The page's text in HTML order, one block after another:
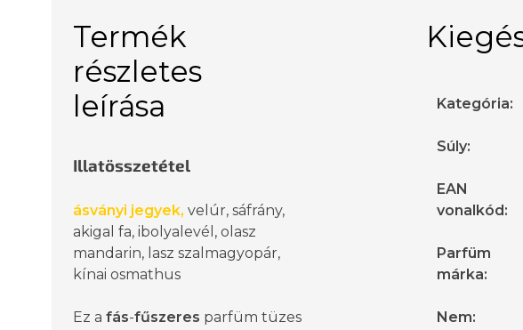
Termék
részletes
leírása
Illatösszetétel
ásványi jegyek, velúr, sáfrány,
akigal fa, ibolyalevél, olasz
mandarin, lasz szalmagyopár,
kínai osmathus
Ez a fás-fűszeres parfüm tüzes
Kategória:
Súly:
EAN
vonalkód :
Parfüm
márka:
Nem: